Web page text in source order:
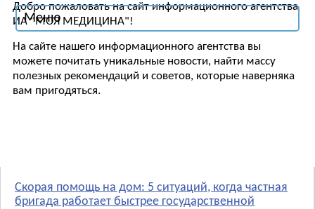
Меню
Добро пожаловать на сайт информационного агентства
ИА "МОЯ МЕДИЦИНА"!
На сайте нашего информационного агентства вы
можете почитать уникальные новости, найти массу
полезных рекомендаций и советов, которые наверняка
вам пригодяться.
Скорая помощь на дом: 5 ситуаций, когда частная
бригада работает быстрее государственной